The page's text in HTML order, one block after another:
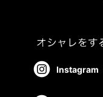
Instagram